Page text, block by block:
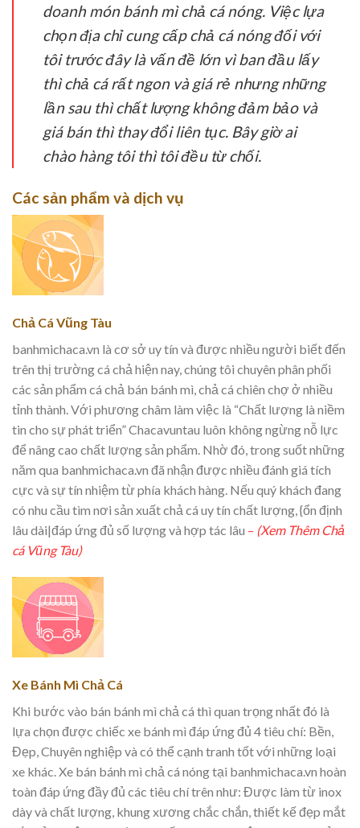
doanh món bánh mì chả cá nóng. Việc lựa
chọn địa chỉ cung cấp chả cá nóng đối với
tôi trước đây là vấn đề lớn vì ban đầu lấy
thì chả cá rất ngon và giá rẻ nhưng những
lần sau thì chất lượng không đảm bảo và
giá bán thì thay đổi liên tục. Bây giờ ai
chào hàng tôi thì tôi đều từ chối.
Các sản phẩm và dịch vụ
Chả Cá Vũng Tàu
banhmichaca.vn là cơ sở uy tín và được nhiều người biết đến
trên thị trường cá chả hiện nay, chúng tôi chuyên phân phối
các sản phẩm cá chả bán bánh mì, chả cá chiên chợ ở nhiều
tỉnh thành. Với phương châm làm việc là “Chất lượng là niềm
tin cho sự phát triển” Chacavuntau luôn không ngừng nỗ lực
để nâng cao chất lượng sản phẩm. Nhờ đó, trong suốt những
năm qua banhmichaca.vn đã nhận được nhiều đánh giá tích
cực và sự tín nhiệm từ phía khách hàng. Nếu quý khách đang
có nhu cầu tìm nơi sản xuất chả cá uy tín chất lượng, {ổn định
lâu dài|đáp ứng đủ số lượng và hợp tác lâu – (Xem Thêm Chả
cá Vũng Tàu)
Xe Bánh Mì Chả Cá
Khi bước vào bán bánh mì chả cá thì quan trọng nhất đó là
lựa chọn được chiếc xe bánh mì đáp ứng đủ 4 tiêu chí: Bền,
Đẹp, Chuyên nghiệp và có thể cạnh tranh tốt với những loại
xe khác. Xe bán bánh mì chả cá nóng tại banhmichaca.vn hoàn
toàn đáp ứng đầy đủ các tiêu chí trên như: Được làm từ inox
dày và chất lượng, khung xương chắc chắn, thiết kế đẹp mắt